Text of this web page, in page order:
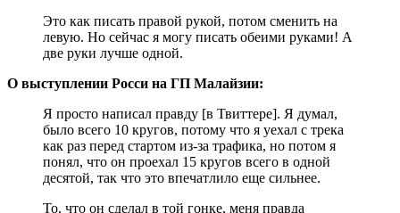
Это как писать правой рукой, потом сменить на
левую. Но сейчас я могу писать обеими руками! А
две руки лучше одной.
О выступлении Росси на ГП Малайзии:
Я просто написал правду [в Твиттере]. Я думал,
было всего 10 кругов, потому что я уехал с трека
как раз перед стартом из-за трафика, но потом я
понял, что он проехал 15 кругов всего в одной
десятой, так что это впечатлило еще сильнее.
То, что он сделал в той гонке, меня правда